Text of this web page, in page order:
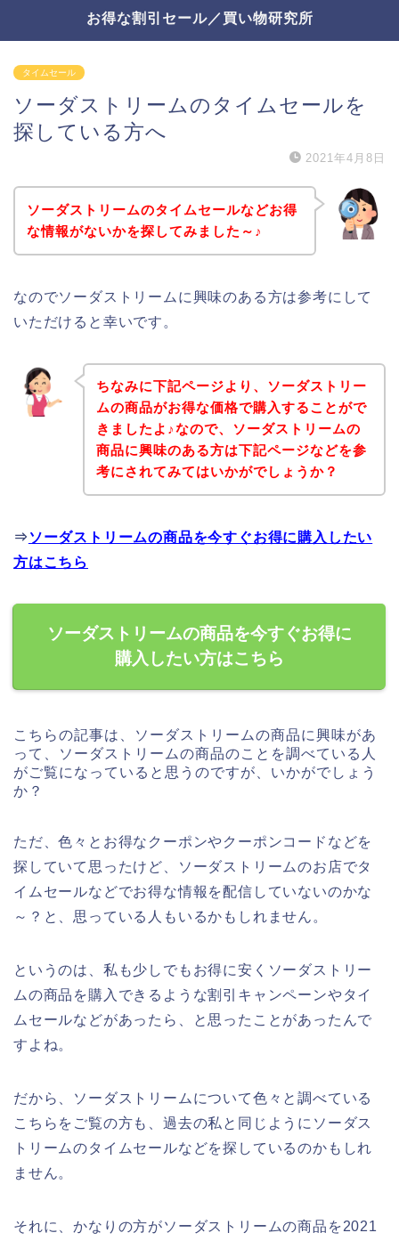
お得な割引セール／買い物研究所
タイムセール
ソーダストリームのタイムセールを
探している方へ
2021年4月8日
ソーダストリームのタイムセールなどお得
な情報がないかを探してみました～♪
なのでソーダストリームに興味のある方は参考にして
いただけると幸いです。
ちなみに下記ページより、ソーダストリー
ムの商品がお得な価格で購入することがで
きましたよ♪なので、ソーダストリームの
商品に興味のある方は下記ページなどを参
考にされてみてはいかがでしょうか？
⇒ ソーダストリームの商品を今すぐお得に購入したい
方はこちら
ソーダストリームの商品を今すぐお得に
購入したい方はこちら
こちらの記事は、ソーダストリームの商品に興味があ
って、ソーダストリームの商品のことを調べている人
がご覧になっていると思うのですが、いかがでしょう
か？
ただ、色々とお得なクーポンやクーポンコードなどを
探していて思ったけど、ソーダストリームのお店でタ
イムセールなどでお得な情報を配信していないのかな
～？と、思っている人もいるかもしれません。
というのは、私も少しでもお得に安くソーダストリー
ムの商品を購入できるような割引キャンペーンやタイ
ムセールなどがあったら、と思ったことがあったんで
すよね。
だから、ソーダストリームについて色々と調べている
こちらをご覧の方も、過去の私と同じようにソーダス
トリームのタイムセールなどを探しているのかもしれ
ません。
それに、かなりの方がソーダストリームの商品を2021